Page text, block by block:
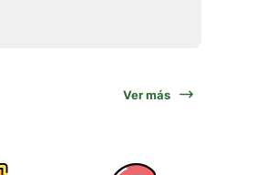
Ver más